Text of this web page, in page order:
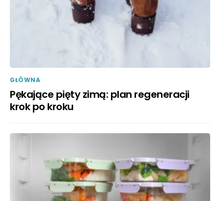
GŁÓWNA
Pękające pięty zimą: plan regeneracji
krok po kroku